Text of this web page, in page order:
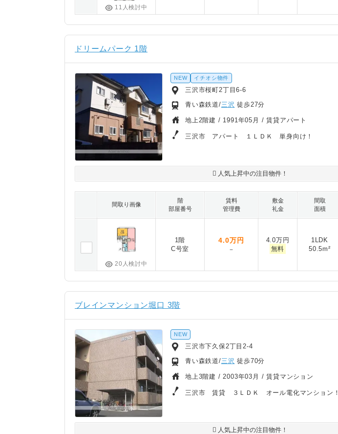
11人検討中
ドリームパーク 1階
NEW イチオシ物件
三沢市桜町2丁目6-6
青い森鉄道/三沢 徒歩27分
地上2階建 / 1991年05月 / 賃貸アパート
三沢市 アパート １ＬＤＫ 単身向け！
人気上昇中の注目物件！
間取り画像
階
部屋番号
賃料
管理費
敷金
礼金
間取
面積
20人検討中
1階
C号室
4.0万円
－
4.0万円
無料
1LDK
50.5m²
ブレインマンション堀口 3階
NEW
三沢市下久保2丁目2-4
青い森鉄道/三沢 徒歩70分
地上3階建 /2003年03月 / 賃貸マンション
三沢市 賃貸 ３ＬＤＫ オール電化マンション！
人気上昇中の注目物件！